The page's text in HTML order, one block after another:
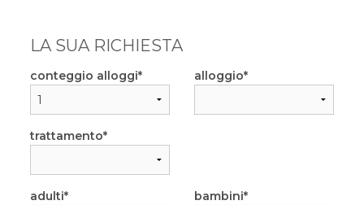
LA SUA RICHIESTA
conteggio alloggi alloggio
trattamento
adulti bambini